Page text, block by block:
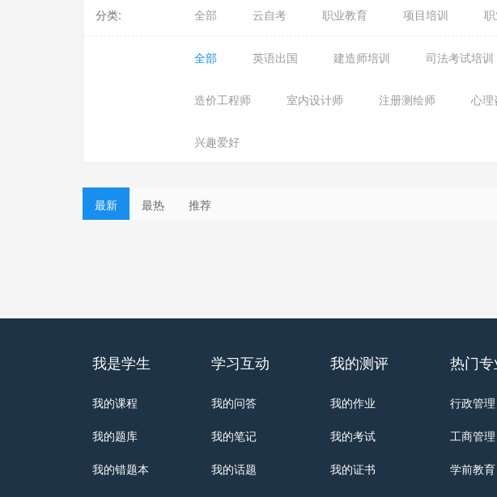
分类: 全部 云自考 职业教育 项目培训
全部 英语出国 建造师培训 司法考试培训
造价工程师 室内设计师 注册测绘师 心理
兴趣爱好
最新 最热 推荐
我是学生
我的课程
我的题库
我的错题本
学习互动
我的问答
我的笔记
我的话题
我的测评
我的作业
我的考试
我的证书
热门专
行政管理
工商管理
学前教育